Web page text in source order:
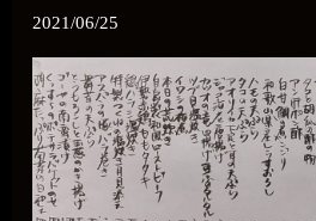
2021/06/25